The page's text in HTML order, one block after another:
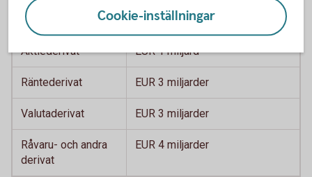
Kreditderivat EUR 1 miljard
Aktiederivat EUR 1 miljard
Räntederivat EUR 3 miljarder
Valutaderivat EUR 3 miljarder
Råvaru- och andra
derivat
EUR 4 miljarder
Cookie-inställningar